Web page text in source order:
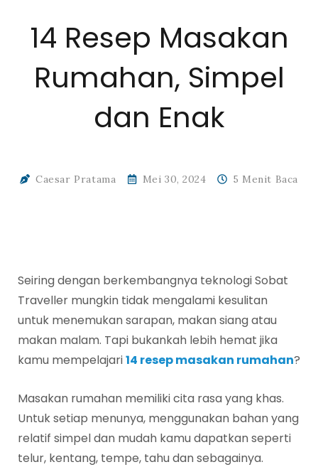
14 Resep Masakan
Rumahan, Simpel
dan Enak
Caesar Pratama Mei 30, 2024 5 Menit Baca
Seiring dengan berkembangnya teknologi Sobat
Traveller mungkin tidak mengalami kesulitan
untuk menemukan sarapan, makan siang atau
makan malam. Tapi bukankah lebih hemat jika
kamu mempelajari14 resep masakan rumahan?
Masakan rumahan memiliki cita rasa yang khas.
Untuk setiap menunya, menggunakan bahan yang
relatif simpel dan mudah kamu dapatkan seperti
telur, kentang, tempe, tahu dan sebagainya.